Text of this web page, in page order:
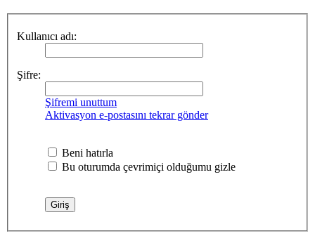
Kullanıcı adı:
Şifre:
Şifremi unuttum
Aktivasyon e-postasını tekrar gönder
Beni hatırla
Bu oturumda çevrimiçi olduğumu gizle